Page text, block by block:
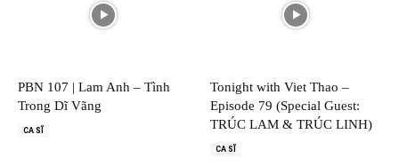
PBN 107 | Lam Anh – Tình
Trong Dĩ Vãng
CA SĨ
Tonight with Viet Thao –
Episode 79 (Special Guest:
TRÚC LAM & TRÚC LINH)
CA SĨ